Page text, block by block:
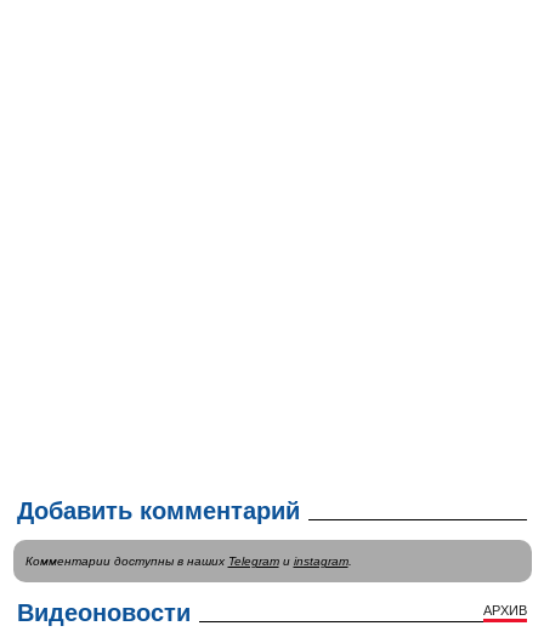
Добавить комментарий
Комментарии доступны в наших Telegramи instagram.
Видеоновости АРХИВ